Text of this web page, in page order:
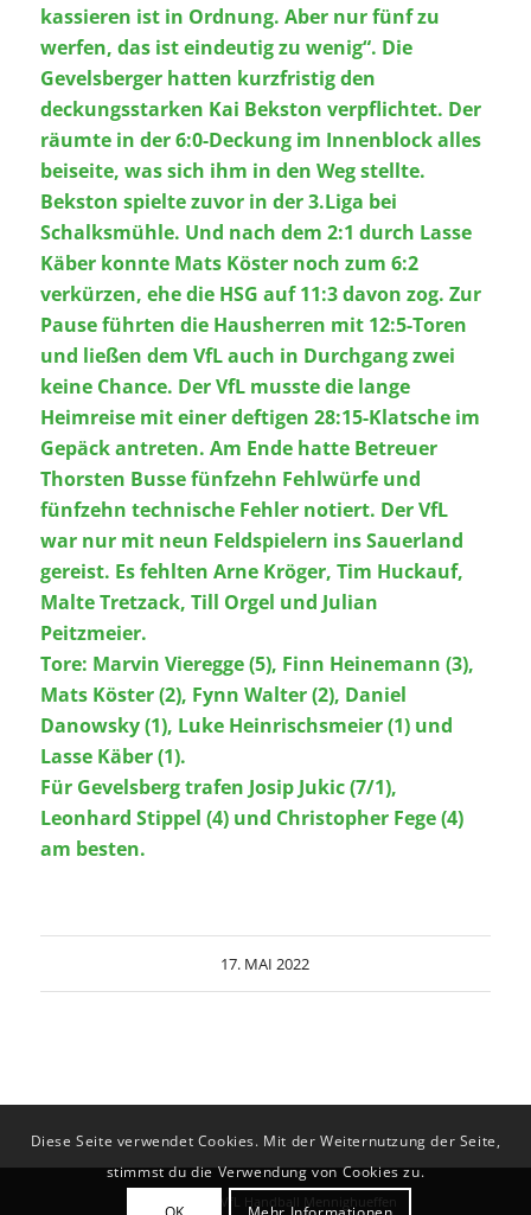
kassieren ist in Ordnung. Aber nur fünf zu
werfen, das ist eindeutig zu wenig“. Die
Gevelsberger hatten kurzfristig den
deckungsstarken Kai Bekston verpflichtet. Der
räumte in der 6:0-Deckung im Innenblock alles
beiseite, was sich ihm in den Weg stellte.
Bekston spielte zuvor in der 3.Liga bei
Schalksmühle. Und nach dem 2:1 durch Lasse
Käber konnte Mats Köster noch zum 6:2
verkürzen, ehe die HSG auf 11:3 davon zog. Zur
Pause führten die Hausherren mit 12:5-Toren
und ließen dem VfL auch in Durchgang zwei
keine Chance. Der VfL musste die lange
Heimreise mit einer deftigen 28:15-Klatsche im
Gepäck antreten. Am Ende hatte Betreuer
Thorsten Busse fünfzehn Fehlwürfe und
fünfzehn technische Fehler notiert. Der VfL
war nur mit neun Feldspielern ins Sauerland
gereist. Es fehlten Arne Kröger, Tim Huckauf,
Malte Tretzack, Till Orgel und Julian
Peitzmeier.
Tore: Marvin Vieregge (5), Finn Heinemann (3),
Mats Köster (2), Fynn Walter (2), Daniel
Danowsky (1), Luke Heinrischsmeier (1) und
Lasse Käber (1).
Für Gevelsberg trafen Josip Jukic (7/1),
Leonhard Stippel (4) und Christopher Fege (4)
am besten.
17. MAI 2022
© Copyright - VfL Handball Mennighueffen
Diese Seite verwendet Cookies. Mit der Weiternutzung der Seite,
stimmst du die Verwendung von Cookies zu.